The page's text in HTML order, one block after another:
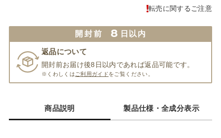
転売に関するご注意
開封前 8 日以内
返品について
開封前お届け後8日以内であれば返品可能です。
※くわしくは ご利用ガイドをご覧ください。
商品説明 製品仕様・全成分表示